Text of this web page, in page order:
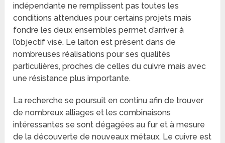
indépendante ne remplissent pas toutes les
conditions attendues pour certains projets mais
fondre les deux ensembles permet d’arriver à
l’objectif visé. Le laiton est présent dans de
nombreuses réalisations pour ses qualités
particulières, proches de celles du cuivre mais avec
une résistance plus importante.
La recherche se poursuit en continu afin de trouver
de nombreux alliages et les combinaisons
intéressantes se sont dégagées au fur et à mesure
de la découverte de nouveaux métaux. Le cuivre est